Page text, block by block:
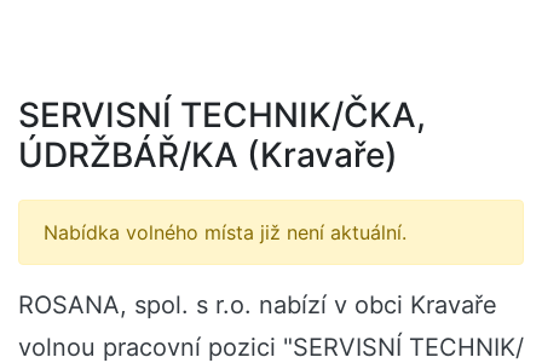
SERVISNÍ TECHNIK/ČKA,
ÚDRŽBÁŘ/KA (Kravaře)
Nabídka volného místa již není aktuální.
ROSANA, spol. s r.o. nabízí v obci Kravaře
volnou pracovní pozici "SERVISNÍ TECHNIK/